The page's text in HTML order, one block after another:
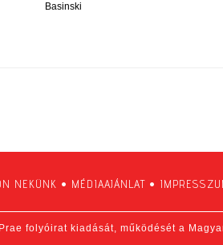
Basinski
NEKÜNK • MÉDIAAJÁNLAT •
folyóirat kiadását, működését a